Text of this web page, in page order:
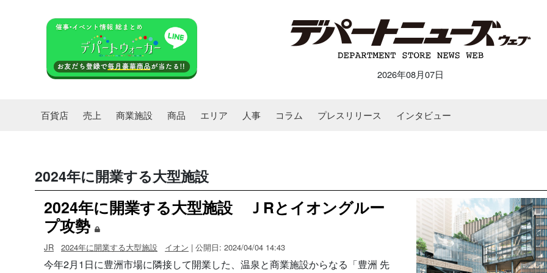
2026年08月07日
百貨店 売上 商業施設 商品 エリア 人事 コラム プレスリリース インタビュー
2024年に開業する大型施設
2024年に開業する大型施設 ＪRとイオングルー
プ攻勢
JR 2024年に開業する大型施設 イオン | 公開日: 2024/04/04 14:43
今年2月1日に豊洲市場に隣接して開業した、温泉と商業施設からなる「豊洲 先